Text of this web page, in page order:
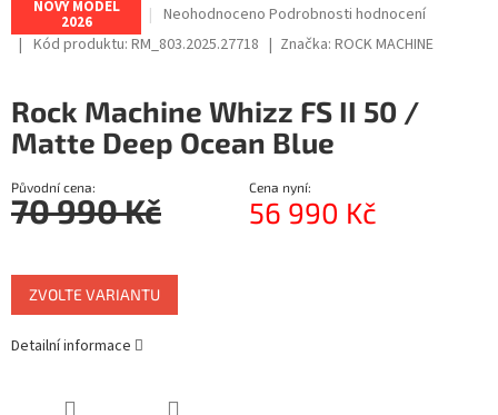
R
A
NOVÝ MODEL
2026
Průměrné
hodnocení
produktu
0,0
z
5
hvězdiček.
Neohodnoceno Podrobnosti hodnocení
Kód produktu: RM_803.2025.27718 Značka:ROCK MACHINE
Rock Machine Whizz FS II 50 /
Matte Deep Ocean Blue
Původní cena:
70 990 Kč
Cena nyní:
56 990 Kč
cena:
ZVOLTE VARIANTU
Detailní informace